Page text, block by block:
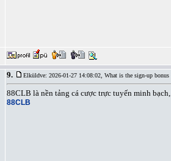
9. Elküldve: 2026-01-27 14:08:02, What is the sign-up bonus
88CLB là nền tảng cá cược trực tuyến minh
88CLB